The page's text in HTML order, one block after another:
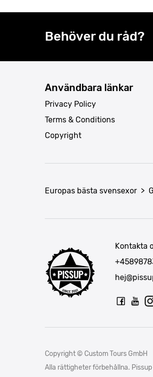
Behöver du råd?
Användbara länkar
Privacy Policy
Terms & Conditions
Copyright
Europas bästa svensexor >
Kontakta
Copyright © Custom Tours GmbH
Alla rättigheter förbehållna.